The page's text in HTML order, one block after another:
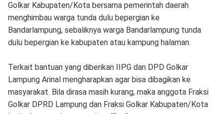
Golkar Kabupaten/Kota bersama pemerintah daerah
menghimbau warga tunda dulu bepergian ke
Bandarlampung, sebaliknya warga Bandarlampung tunda
dulu bepergian ke kabupaten atau kampung halaman.
Terkait bantuan yang diberikan IIPG dan DPD Golkar
Lampung Arinal mengharapkan agar bisa dibagikan ke
masyarakat. Bila dirasa masih kurang, maka anggota Fraksi
Golkar DPRD Lampung dan Fraksi Golkar Kabupaten/Kota